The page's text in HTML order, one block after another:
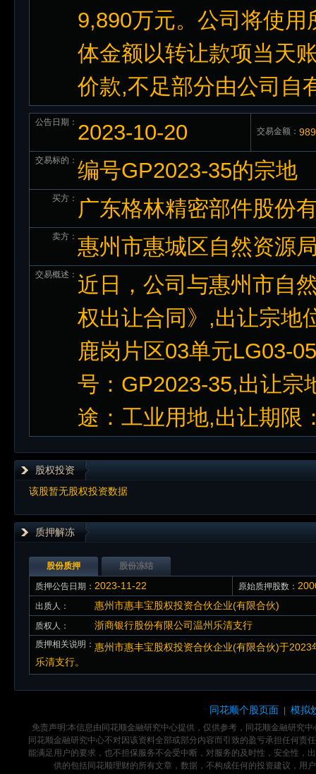
9,890万元。公司将使
体金额以转让款项当天
价款,不足部分由公司自
公告日期： 2023-10-20 交易金额：
交易标的： 编号GP2023-35的宗地
买方： 广东格林精密部件股份
卖方： 惠州市惠城区自然资源
交易概述： 近日，公司与惠州市自
权出让合同》,出让宗地
鹿岗片区03单元LG03-
号：GP2023-35,出让宗
途：工业用地,出让期限
股权投资
该股暂无股权投资数据
质押解冻
股份质押 股份冻结
质押公告日期： 2023-11-22 原始质押股数：
出质人： 惠州市惠丰宝股权投资合伙企业(有限合伙)
质权人： 浙商银行股份有限公司温州乐清支行
质押相关说明： 惠州市惠丰宝股权投资合伙企业(有限合伙)于
乐清支行。
同花顺个股页面 模拟
免责声明:本信息由同花顺金融研究中心提供，仅供参考，同花顺金融研究
同花顺金融研究中心不对因该资料全部或部分内容而引致的盈亏承担任何
能满足用户的要求，也不担保服务不会受中断，对服务的及时性，安全性，
供的包括同花顺理财的所有文章，数据，不构成任何的投资建议，用